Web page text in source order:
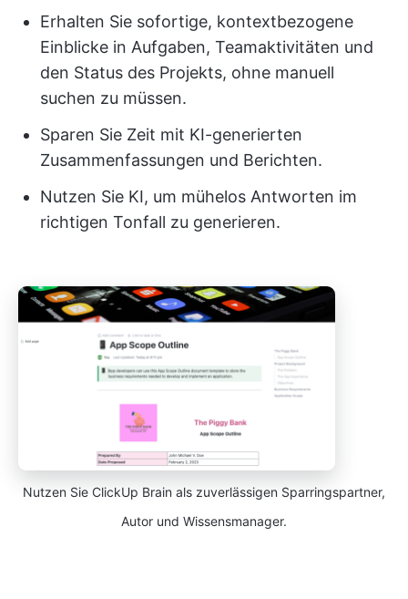
Erhalten Sie sofortige, kontextbezogene
Einblicke in Aufgaben, Teamaktivitäten und
den Status des Projekts, ohne manuell
suchen zu müssen.
Sparen Sie Zeit mit KI-generierten
Zusammenfassungen und Berichten.
Nutzen Sie KI, um mühelos Antworten im
richtigen Tonfall zu generieren.
Nutzen Sie ClickUp Brain als zuverlässigen Sparringspartner,
Autor und Wissensmanager.